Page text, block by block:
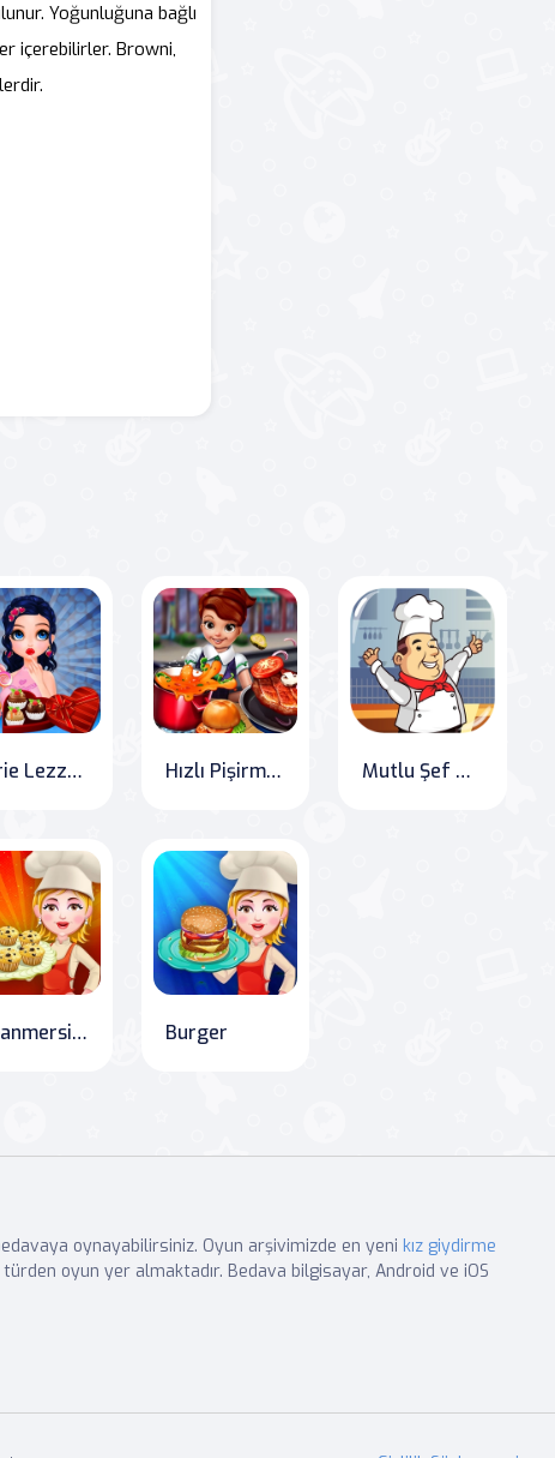
Yoğunluğuna bağlı
içerebilirler. Browni,
Marie Lezzet Hazırlıyor Hızlı Pişirme: Sosisli Ekmek ve Burger Çılgınlığı Mutlu Şef Balon Patlatma
Yabanmersinli Muffinler Burger
oynayabilirsiniz. Oyun arşivimizde en yeni kız giydirme
oyun yer almaktadır. Bedava bilgisayar, Android ve iOS